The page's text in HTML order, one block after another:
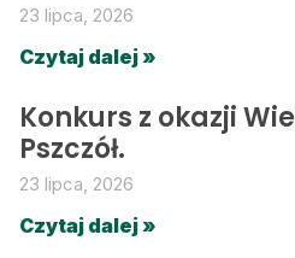
23 lipca, 2026
Czytaj dalej »
Konkurs z okazji
Pszczół.
23 lipca, 2026
Czytaj dalej »